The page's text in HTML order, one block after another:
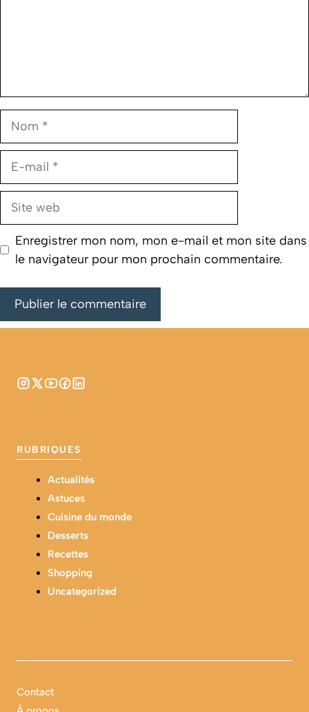
Nom
E-
Site
Enregistrer mon nom, mon e-mail et mon site dans
le navigateur pour mon prochain commentaire.
RUBRIQUES
Actualités
Astuces
Cuisine du monde
Desserts
Recettes
Shopping
Uncategorized
Contact